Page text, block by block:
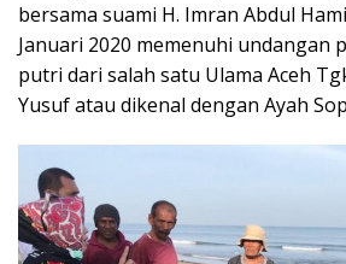
bersama suami H. Imran Abdul
Januari 2020 memenuhi undangan
putri dari salah satu Ulama Aceh
Yusuf atau dikenal dengan Ayah